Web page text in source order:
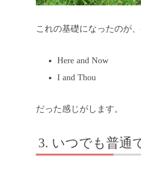
これの基礎になったのが
Here and Now
I and Thou
だった感じがします。
いつでも普通